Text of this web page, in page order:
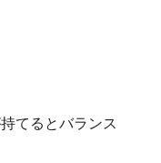
てるとバランス